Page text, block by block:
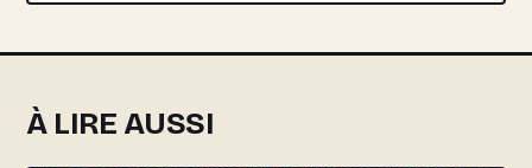
À LIRE AUSSI